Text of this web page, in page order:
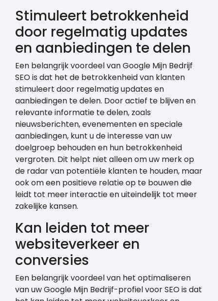
Stimuleert betrokkenheid
door regelmatig updates
en aanbiedingen te delen
Een belangrijk voordeel van Google Mijn Bedrijf
SEO is dat het de betrokkenheid van klanten
stimuleert door regelmatig updates en
aanbiedingen te delen. Door actief te blijven en
relevante informatie te delen, zoals
nieuwsberichten, evenementen en speciale
aanbiedingen, kunt u de interesse van uw
doelgroep behouden en hun betrokkenheid
vergroten. Dit helpt niet alleen om uw merk op
de radar van potentiële klanten te houden, maar
ook om een positieve relatie op te bouwen die
leidt tot meer interactie en uiteindelijk tot meer
zakelijke kansen.
Kan leiden tot meer
websiteverkeer en
conversies
Een belangrijk voordeel van het optimaliseren
van uw Google Mijn Bedrijf-profiel voor SEO is dat